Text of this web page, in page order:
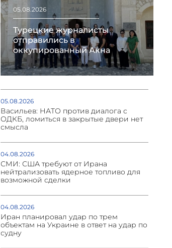
05.08.2026
Турецкие журналисты
отправились в
оккупированный Акна
05.08.2026
Васильев: НАТО против диалога с
ОДКБ, ломиться в закрытые двери нет
смысла
04.08.2026
СМИ: США требуют от Ирана
нейтрализовать ядерное топливо для
возможной сделки
04.08.2026
Иран планировал удар по трем
объектам на Украине в ответ на удар по
судну